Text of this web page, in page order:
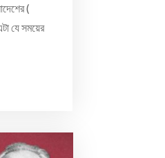
(
যে সময়ের